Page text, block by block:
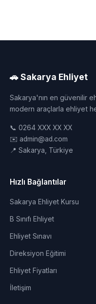
🚗 Sakarya Ehliyet
Sakarya'nın en güvenilir
modern araçlarla ehliyet
📞 0264 XXX XX XX
✉️ admin@ad.com
📍 Sakarya, Türkiye
Hızlı Bağlantılar
Sakarya Ehliyet Kursu
B Sınıfı Ehliyet
Ehliyet Sınavı
Direksiyon Eğitimi
Ehliyet Fiyatları
İletişim